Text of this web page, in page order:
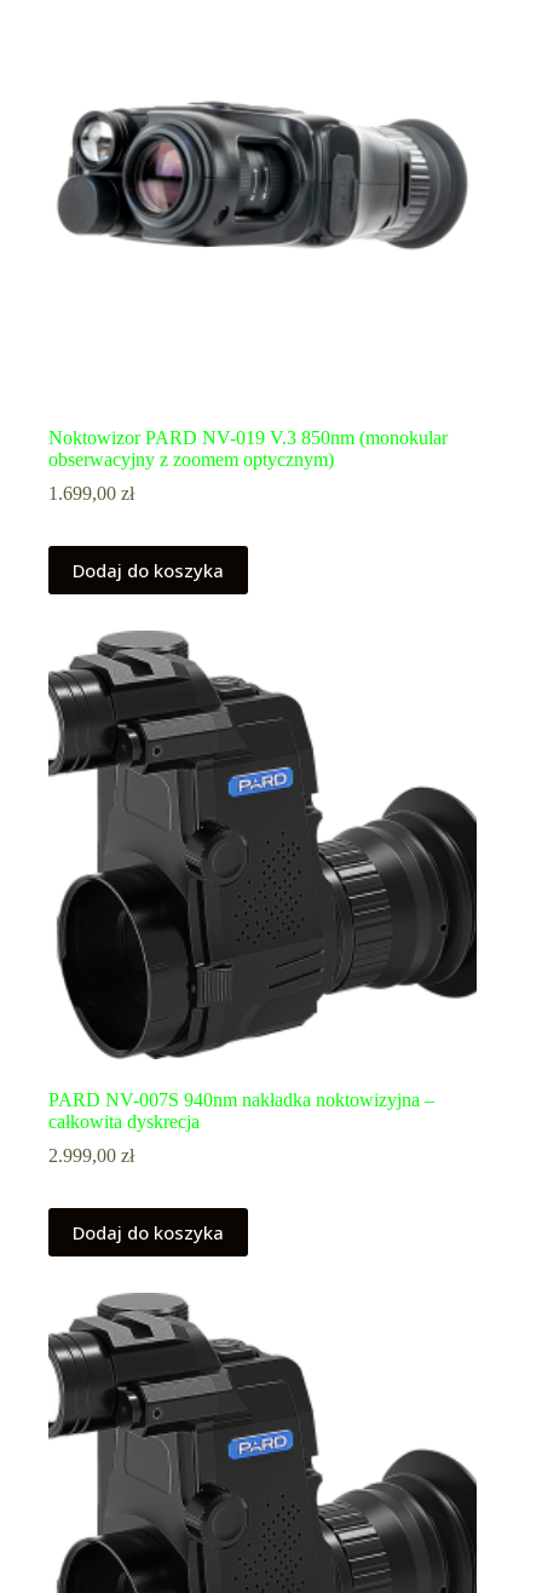
Noktowizor PARD NV-019 V.3 850nm (monokular
obserwacyjny z zoomem optycznym)
1.699,00 zł
Dodaj do koszyka
PARD NV-007S 940nm nakładka noktowizyjna –
całkowita dyskrecja
2.999,00 zł
Dodaj do koszyka